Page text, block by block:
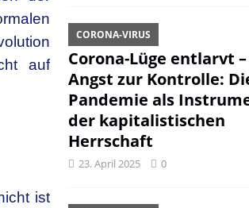
auf
ist
Corona-Lüge entlarvt
Angst zur Kontrolle:
Pandemie als
der kapitalistischen
Herrschaft
CORONA-VIRUS
23. April 2025 0